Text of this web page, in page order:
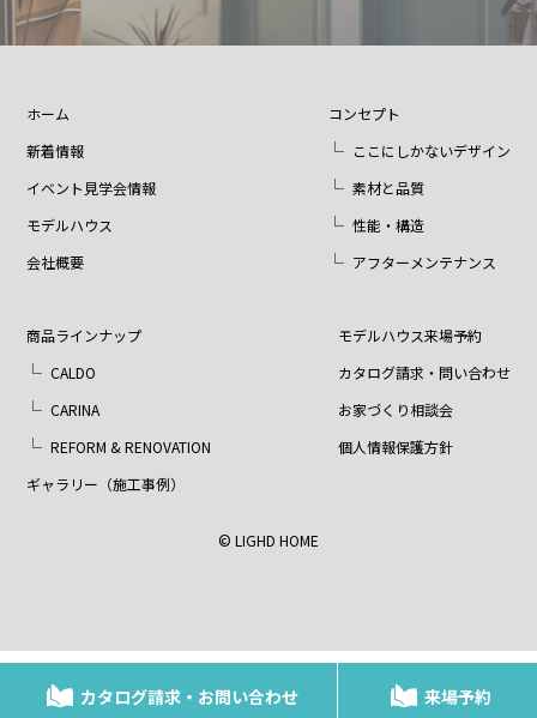
カタログ請求・お問い合わせ 来場予約
ホーム
新着情報
イベント見学会情報
モデルハウス
会社概要
コンセプト
ここにしかないデザイン
素材と品質
性能・構造
アフターメンテナンス
商品ラインナップ
CALDO
CARINA
REFORM & RENOVATION
ギャラリー（施工事例）
モデルハウス来場予約
カタログ請求・問い合わせ
お家づくり相談会
個人情報保護方針
© LIGHD HOME